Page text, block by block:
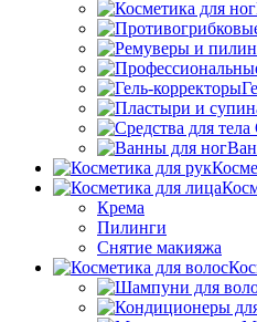
Крема
Пилинги
Снятие макияжа